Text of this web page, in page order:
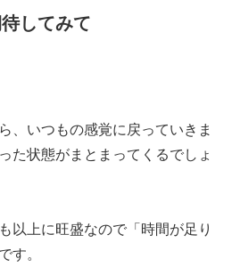
してみて
、いつもの感覚に戻っていきま
た状態がまとまってくるでしょ
以上に旺盛なので「時間が足り
す。